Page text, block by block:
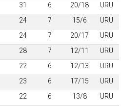
31 6 20/18
URU
24 7 15/6 URU
24 7 20/17
URU
28 7 12/11
URU
22 6 12/13
URU
23 6 17/15
URU
22 6 13/8
URU